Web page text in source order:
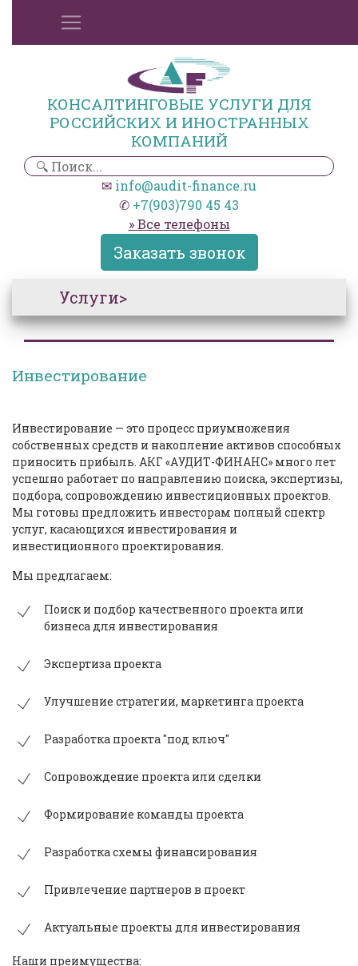
КОНСАЛТИНГОВЫЕ УСЛУГИ ДЛЯ
РОССИЙСКИХ И ИНОСТРАННЫХ
КОМПАНИЙ
✉ info@audit-finance.ru
✆ +7(903)790 45 43
» Все телефоны
Заказать звонок
Услуги>
Инвестирование
Инвестирование — это процесс приумножения
собственных средств и накопление активов способных
приносить прибыль. АКГ «АУДИТ-ФИНАНС» много лет
успешно работает по направлению поиска, экспертизы,
подбора, сопровождению инвестиционных проектов.
Мы готовы предложить инвесторам полный спектр
услуг, касающихся инвестирования и
инвестиционного проектирования.
Мы предлагаем:
Поиск и подбор качественного проекта или
бизнеса для инвестирования
Экспертиза проекта
Улучшение стратегии, маркетинга проекта
Разработка проекта "под ключ"
Сопровождение проекта или сделки
Формирование команды проекта
Разработка схемы финансирования
Привлечение партнеров в проект
Актуальные проекты для инвестирования
Наши преимущества: